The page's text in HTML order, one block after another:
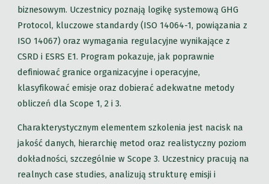
biznesowym. Uczestnicy poznają logikę systemową GHG
Protocol, kluczowe standardy (ISO 14064-1, powiązania z
ISO 14067) oraz wymagania regulacyjne wynikające z
CSRD i ESRS E1. Program pokazuje, jak poprawnie
definiować granice organizacyjne i operacyjne,
klasyfikować emisje oraz dobierać adekwatne metody
obliczeń dla Scope 1, 2 i 3.
Charakterystycznym elementem szkolenia jest nacisk na
jakość danych, hierarchię metod oraz realistyczny poziom
dokładności, szczególnie w Scope 3. Uczestnicy pracują na
realnych case studies, analizują strukturę emisji i